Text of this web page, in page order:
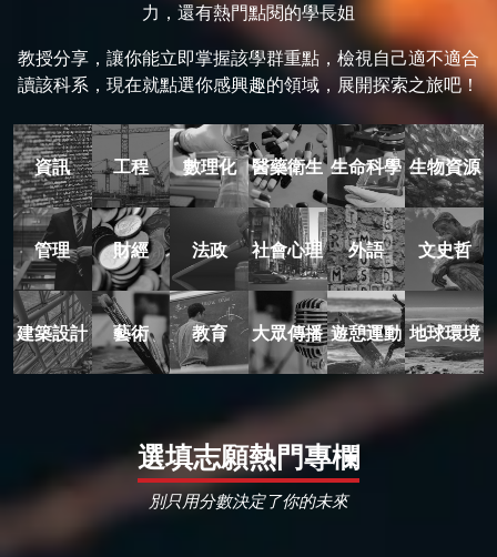
力，還有熱門點閱的學長姐
教授分享，讓你能立即掌握該學群重點，檢視自己適不適合
讀該科系，現在就點選你感興趣的領域，展開探索之旅吧！
資訊 工程 數理化 醫藥衛生 生命科學 生物資源
管理 財經 法政 社會心理 外語 文史哲
建築設計 藝術 教育 大眾傳播 遊憩運動 地球環境
選填志願熱門專欄
別只用分數決定了你的未來